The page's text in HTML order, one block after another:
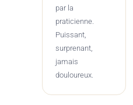
par la
praticienne.
Puissant,
surprenant,
jamais
douloureux.